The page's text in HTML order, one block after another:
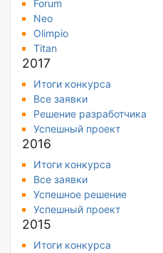
Forum
Neo
Olimpio
Titan
2017
Итоги конкурса
Все заявки
Решение разработчика
Успешный проект
2016
Итоги конкурса
Все заявки
Успешное решение
Успешный проект
2015
Итоги конкурса